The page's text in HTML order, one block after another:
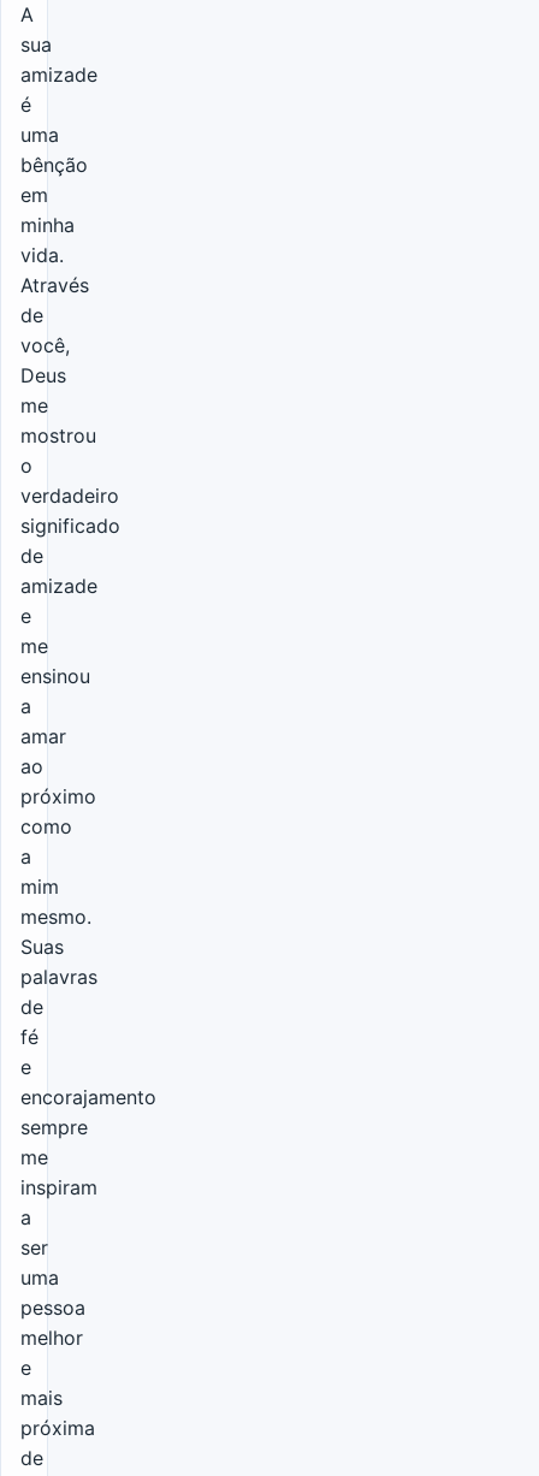
A
sua
amizade
é
uma
bênção
em
minha
vida.
Através
de
você,
Deus
me
mostrou
o
verdadeiro
significado
de
amizade
e
me
ensinou
a
amar
ao
próximo
como
a
mim
mesmo.
Suas
palavras
de
fé
e
encorajamento
sempre
me
inspiram
a
ser
uma
pessoa
melhor
e
mais
próxima
de